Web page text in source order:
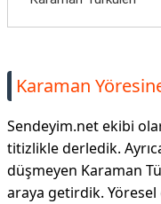
Karaman
Sendeyim.net ekibi
titizlikle derledik.
düşmeyen Karaman
araya getirdik.